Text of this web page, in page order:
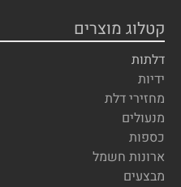
קטלוג מוצרים
דלתות
ידיות
מחזירי דלת
מנעולים
כספות
ארונות חשמל
מבצעים